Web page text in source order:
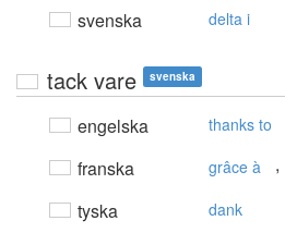
svenska delta i
tack vare svenska
engelska thanks to
franska grâce à ,
tyska dank